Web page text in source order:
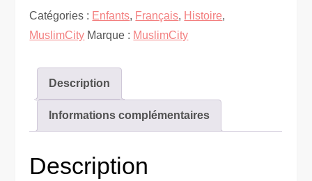
et
le
magique
Catégories : Enfants, Français, Histoire,
MuslimCity Marque : MuslimCity
Description
Informations complémentaires
Description